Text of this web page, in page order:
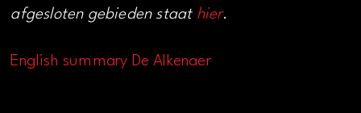
afgesloten gebieden staat hier.
English summary De Alkenaer